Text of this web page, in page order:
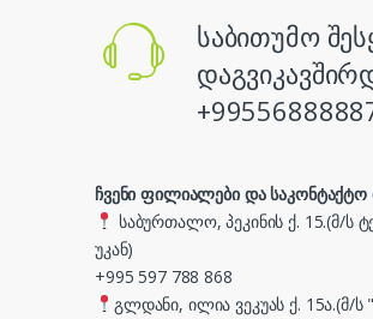
საბითუმო
ჩვენი ფილიალები და საკონტაქტო
საბურთალო, პეკინის ქ. 15.(მ/ს
უკან)
+995 597 788 868
გლდანი, ილია ვეკუას ქ. 15ა.(მ/